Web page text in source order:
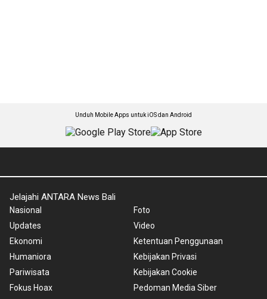
Unduh Mobile Apps untuk iOS dan Android
Jelajahi ANTARA News Bali
Nasional
Updates
Ekonomi
Humaniora
Pariwisata
Fokus Hoax
Foto
Video
Ketentuan Penggunaan
Kebijakan Privasi
Kebijakan Cookie
Pedoman Media Siber